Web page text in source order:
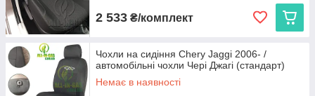
2 533 ₴/комплект
Чохли на сидіння Chery Jaggi 2006- /
автомобільні чохли Чері Джагі (стандарт)
Немає в наявності